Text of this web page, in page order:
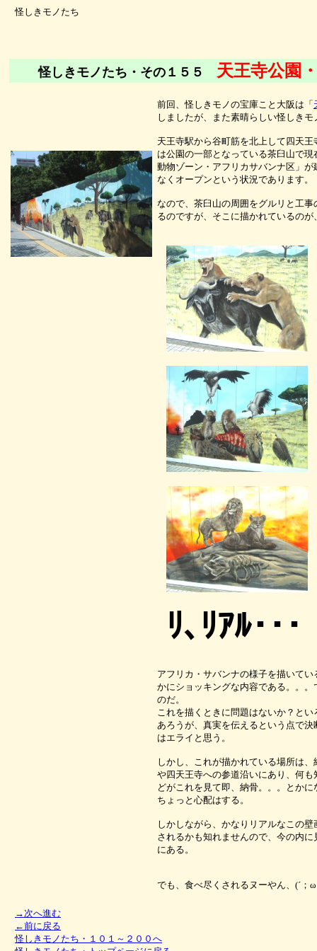
怪しきモノたち
怪しきモノたち・その１５５ 天王寺公園
前回、怪しきモノの宝庫こと大阪は「
しましたが、また素晴らしい怪しき
天王寺駅から谷町筋を北上して四天
は公園の一部となっている茶臼山で
動物ゾーン・アフリカサバンナ区」が
なくオープンという状況であります。
なので、茶臼山の周囲をグルリと工事
るのですが、そこに描かれているのが
ﾘ､ﾘｱﾙ･･･
アフリカ・サバンナの様子を描いて
かにショッキングな内容である。。。
のだ。
これを描くときに問題はないか？と
あろうが、真実を伝えるという点で決
はエライと思う。
しかし、これが描かれている場所は
や四天王寺への参道沿いにあり、何も
どがこれを見て即、納骨。。。とか
ちょっと心配はする。
しかしながら、かなりリアルなこの
されるかも知れませんので、今の内
にある。
でも、食べ尽くされるヌーやん、(´；
→次へ進む
←前に戻る
怪しきモノたち・１０１～２００へ